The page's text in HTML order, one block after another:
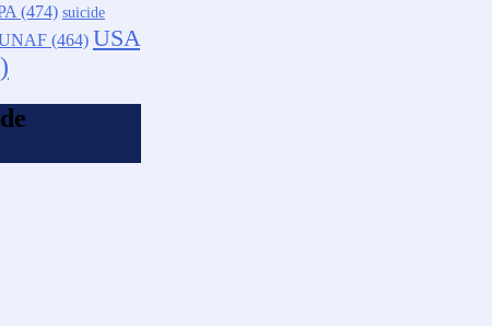
(474) suicide
(464) USA